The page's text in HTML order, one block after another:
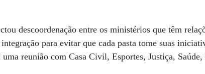
descoordenação entre os ministérios que têm
para evitar que cada pasta tome suas
reunião com Casa Civil, Esportes, Justiça,